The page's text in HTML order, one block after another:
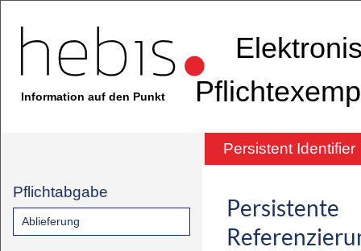
Information auf den Punkt
Persistent Identifier
Pflichtabgabe
Ablieferung
Persistente